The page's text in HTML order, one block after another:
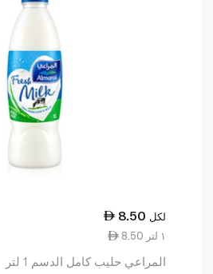
8.50 لكل
8.50 ١ لتر
المراعي حليب كامل الدسم 1 لتر